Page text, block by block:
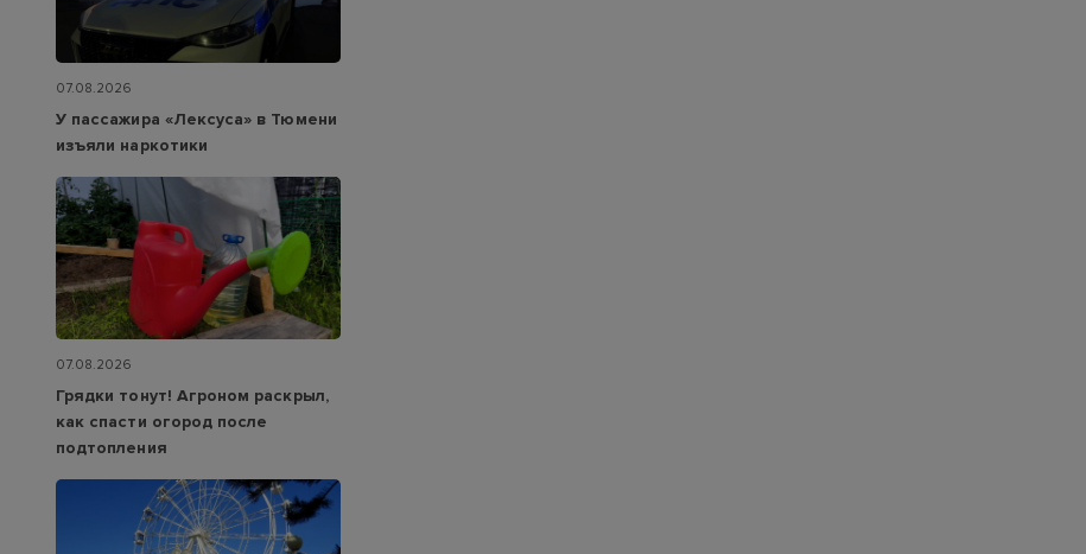
07.08.2026
У пассажира «Лексуса» в Тюмени
изъяли наркотики
07.08.2026
Грядки тонут! Агроном раскрыл,
как спасти огород после
подтопления